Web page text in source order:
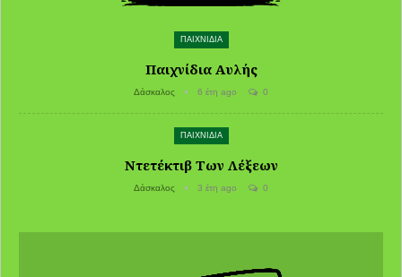
ΠΑΙΧΝΙΔΙΑ
Παιχνίδια Αυλής
Δάσκαλος 6 έτη ago 0
ΠΑΙΧΝΙΔΙΑ
Ντετέκτιβ Των Λέξεων
Δάσκαλος 3 έτη ago 0